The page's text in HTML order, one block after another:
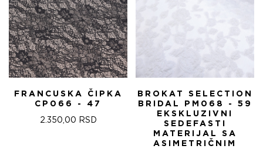
FRANCUSKA ČIPKA
CP066 - 47
2.350,00 RSD
BROKAT SELECTION
BRIDAL PM068 - 59
EKSKLUZIVNI
SEDEFASTI
MATERIJAL SA
ASIMETRIČNIM